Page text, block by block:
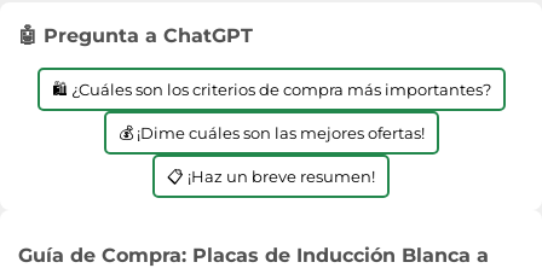
🤖 Pregunta a ChatGPT
🛍️ ¿Cuáles son los criterios de compra más importantes?
💰 ¡Dime cuáles son las mejores ofertas!
📋 ¡Haz un breve resumen!
Guía de Compra: Placas de Inducción Blanca a